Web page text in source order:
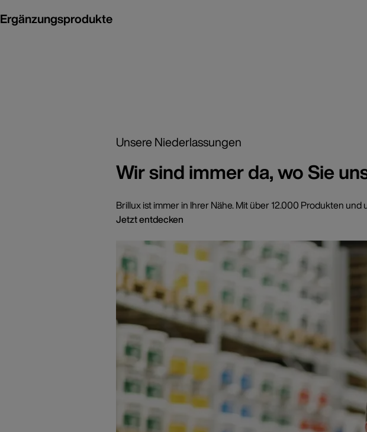
Ergänzungsprodukte
Unsere Niederlassungen
Wir sind immer da, wo Sie
Brillux ist immer in Ihrer Nähe. Mit über 12.000 Produkten
Jetzt entdecken